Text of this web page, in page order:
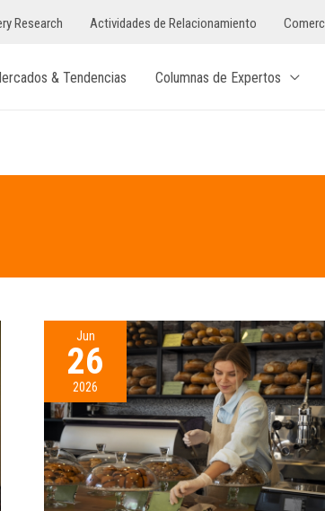
Research Actividades de Relacionamiento
& Tendencias Columnas de Expertos
Jun
26
2026